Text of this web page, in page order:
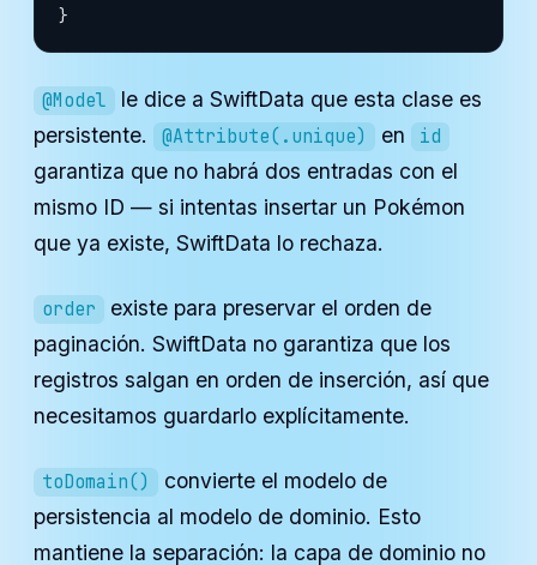
}
@Model
le dice a SwiftData que esta clase es
persistente.
@Attribute(.unique) en id
garantiza que no habrá dos entradas con el
mismo ID — si intentas insertar un Pokémon
que ya existe, SwiftData lo rechaza.
order
existe para preservar el orden de
paginación. SwiftData no garantiza que los
registros salgan en orden de inserción, así que
necesitamos guardarlo explícitamente.
toDomain()
convierte el modelo de
persistencia al modelo de dominio. Esto
mantiene la separación: la capa de dominio no